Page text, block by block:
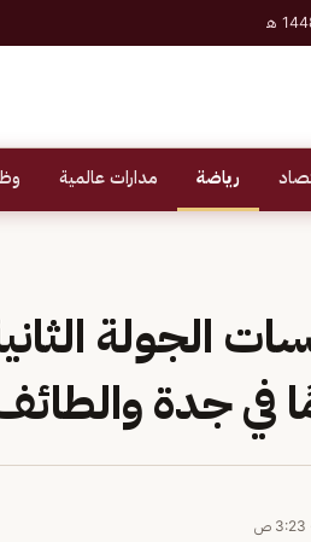
رياضة مدارات عالمية
الجولة
3:23 ص